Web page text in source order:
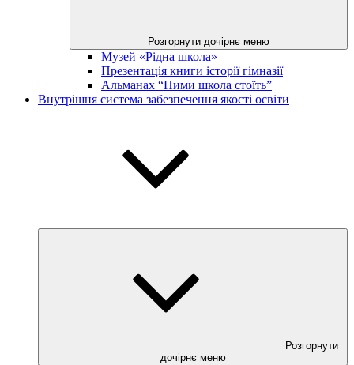
Розгорнути дочірнє меню
Музей «Рідна школа»
Презентація книги історії гімназії
Альманах “Ними школа стоїть”
Внутрішня система забезпечення якості освіти
Розгорнути
дочірнє меню